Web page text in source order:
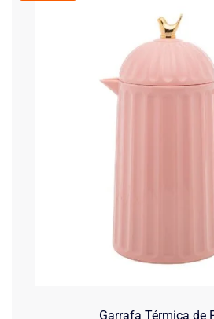
Garrafa Térmica de